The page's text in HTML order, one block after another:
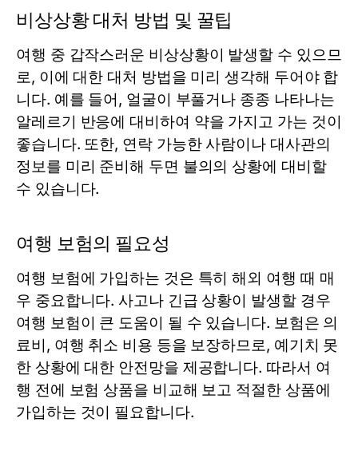
비상상황 대처 방법 및 꿀팁
여행 중 갑작스러운 비상상황이 발생할 수 있으므
로, 이에 대한 대처 방법을 미리 생각해 두어야 합
니다. 예를 들어, 얼굴이 부풀거나 종종 나타나는
알레르기 반응에 대비하여 약을 가지고 가는 것이
좋습니다. 또한, 연락 가능한 사람이나 대사관의
정보를 미리 준비해 두면 불의의 상황에 대비할
수 있습니다.
여행 보험의 필요성
여행 보험에 가입하는 것은 특히 해외 여행 때 매
우 중요합니다. 사고나 긴급 상황이 발생할 경우
여행 보험이 큰 도움이 될 수 있습니다. 보험은 의
료비, 여행 취소 비용 등을 보장하므로, 예기치 못
한 상황에 대한 안전망을 제공합니다. 따라서 여
행 전에 보험 상품을 비교해 보고 적절한 상품에
가입하는 것이 필요합니다.